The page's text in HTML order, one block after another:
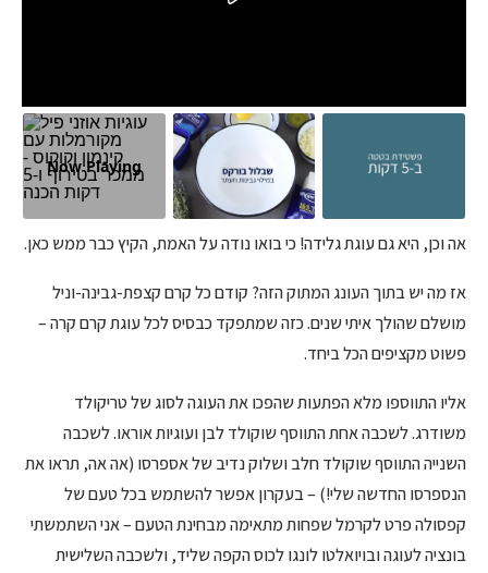
Now Playing
אה וכן, היא גם עוגת גלידה! כי בואו נודה על האמת, הקיץ כבר ממש כאן.
אז מה יש בתוך העונג המתוק הזה? קודם כל קרם קצפת-גבינה-וניל
מושלם שהולך איתי שנים. כזה שמתפקד כבסיס לכל עוגת קרם קרה –
פשוט מקציפים הכל ביחד.
אליו התווספו מלא הפתעות שהפכו את העוגה לסוג של טריקולד
משודרג. לשכבה אחת התווסף שוקולד לבן ועוגיות אוראו. לשכבה
השנייה התווסף שוקולד חלב ושלוק נדיב של אספרסו (אה אה, תראו את
הנספרסו החדשה שלי!) – בעקרון אפשר להשתמש בכל טעם של
קפסולה פרט לקרמל שפחות מתאימה מבחינת הטעם – אני השתמשתי
בונציה לעוגה ובויואלטו לונגו לכוס הקפה שליד, ולשכבה השלישית